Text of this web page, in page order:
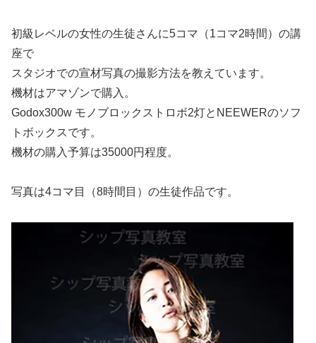
初級レベルの女性の生徒さんに5コマ（1コマ2時間）の講
座で
スタジオでの宣材写真の撮影方法を教えています。
機材はアマゾンで購入。
Godox300w モノブロックストロボ2灯とNEEWERのソフ
トボックスです。
機材の購入予算は35000円程度。
写真は4コマ目（8時間目）の生徒作品です。